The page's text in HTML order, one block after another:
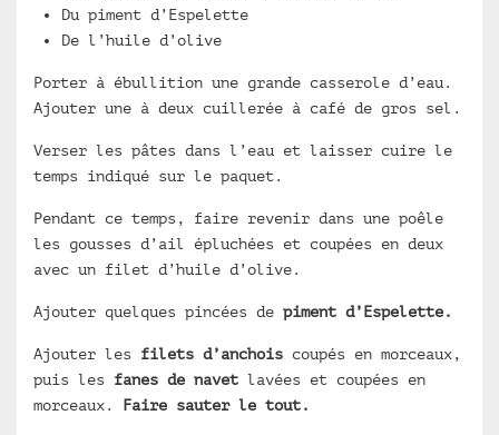
Du piment d’Espelette
De l’huile d’olive
Porter à ébullition une grande casserole d’eau.
Ajouter une à deux cuillerée à café de gros sel.
Verser les pâtes dans l’eau et laisser cuire le
temps indiqué sur le paquet.
Pendant ce temps, faire revenir dans une poêle
les gousses d’ail épluchées et coupées en deux
avec un filet d’huile d’olive.
Ajouter quelques pincées de piment d’Espelette.
Ajouter les filets d’anchois coupés en morceaux,
puis les fanes de navet lavées et coupées en
morceaux. Faire sauter le tout.